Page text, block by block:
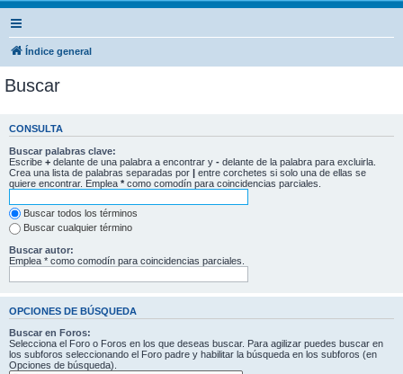
Índice general
Buscar
CONSULTA
Buscar palabras clave:
Escribe + delante de una palabra a encontrar y - delante de la palabra para excluirla.
Crea una lista de palabras separadas por | entre corchetes si solo una de ellas se
quiere encontrar. Emplea * como comodín para coincidencias parciales.
Buscar todos los términos
Buscar cualquier término
Buscar autor:
Emplea * como comodín para coincidencias parciales.
OPCIONES DE BÚSQUEDA
Buscar en Foros:
Selecciona el Foro o Foros en los que deseas buscar. Para agilizar puedes buscar en
los subforos seleccionando el Foro padre y habilitar la búsqueda en los subforos (en
Opciones de búsqueda).